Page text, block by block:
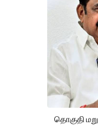
தொகுதி